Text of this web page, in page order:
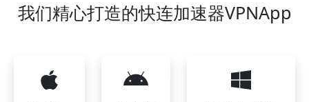
我们精心打造的快连加速器VPNApp